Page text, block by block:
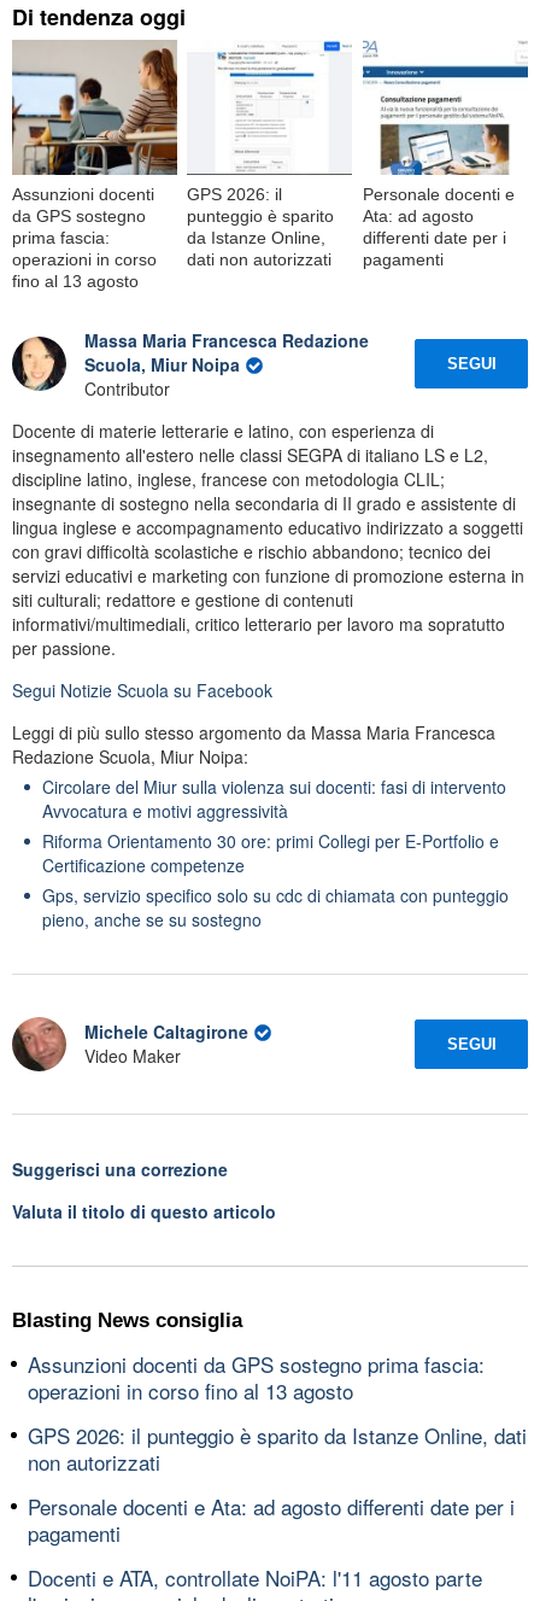
Di tendenza oggi
Assunzioni docenti
da GPS sostegno
prima fascia:
operazioni in corso
fino al 13 agosto
GPS 2026: il
punteggio è sparito
da Istanze Online,
dati non autorizzati
Personale docenti e
Ata: ad agosto
differenti date per i
pagamenti
Massa Maria Francesca Redazione
Scuola, Miur Noipa
Contributor
SEGUI
Docente di materie letterarie e latino, con esperienza di
insegnamento all'estero nelle classi SEGPA di italiano LS e L2,
discipline latino, inglese, francese con metodologia CLIL;
insegnante di sostegno nella secondaria di II grado e assistente di
lingua inglese e accompagnamento educativo indirizzato a soggetti
con gravi difficoltà scolastiche e rischio abbandono; tecnico dei
servizi educativi e marketing con funzione di promozione esterna in
siti culturali; redattore e gestione di contenuti
informativi/multimediali, critico letterario per lavoro ma sopratutto
per passione.
Segui Notizie Scuola su Facebook
Leggi di più sullo stesso argomento da Massa Maria Francesca
Redazione Scuola, Miur Noipa:
Circolare del Miur sulla violenza sui docenti: fasi di intervento
Avvocatura e motivi aggressività
Riforma Orientamento 30 ore: primi Collegi per E-Portfolio e
Certificazione competenze
Gps, servizio specifico solo su cdc di chiamata con punteggio
pieno, anche se su sostegno
Michele Caltagirone
Video Maker
SEGUI
Suggerisci una correzione
Valuta il titolo di questo articolo
Blasting News consiglia
Assunzioni docenti da GPS sostegno prima fascia:
operazioni in corso fino al 13 agosto
GPS 2026: il punteggio è sparito da Istanze Online, dati
non autorizzati
Personale docenti e Ata: ad agosto differenti date per i
pagamenti
Docenti e ATA, controllate NoiPA: l'11 agosto parte